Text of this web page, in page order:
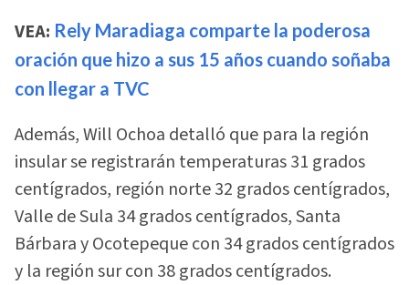
VEA: Rely Maradiaga comparte la poderosa
oración que hizo a sus 15 años cuando soñaba
con llegar a TVC
Además, Will Ochoa detalló que para la región
insular se registrarán temperaturas 31 grados
centígrados, región norte 32 grados centígrados,
Valle de Sula 34 grados centígrados, Santa
Bárbara y Ocotepeque con 34 grados centígrados
y la región sur con 38 grados centígrados.